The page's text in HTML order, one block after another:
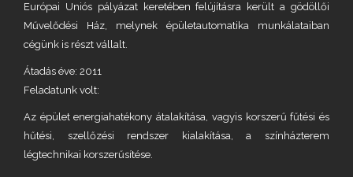
Európai Uniós pályázat keretében felújításra került a gödöllői
Művelődési Ház, melynek épületautomatika munkálataiban
cégünk is részt vállalt.
Átadás éve: 2011
Feladatunk volt:
Az épület energiahatékony átalakítása, vagyis korszerű fűtési és
hűtési, szellőzési rendszer kialakítása, a színházterem
légtechnikai korszerűsítése.